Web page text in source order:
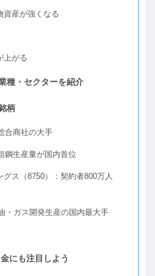
産が強くなる
上がる
種・セクターを紹介
柄
合商社の大手
鋼生産量が国内首位
ス（8750）：契約者800万人
・ガス開発生産の国内最大手
にも注目しよう